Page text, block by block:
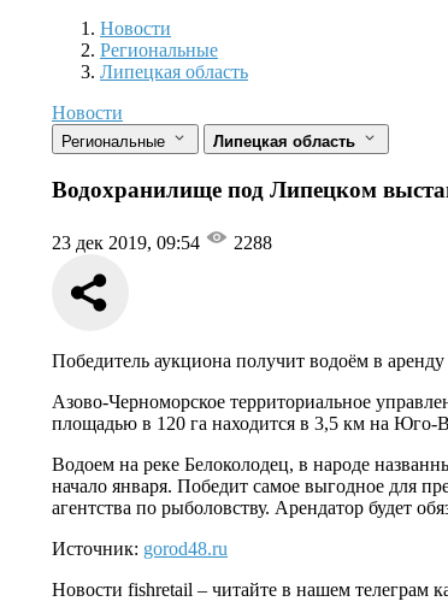
Новости
Разделы
Новости
Региональные
Липецкая область
Новости
Региональные Липецкая область
Водохранилище под Липецком
23 дек 2019, 09:54 2288
Победитель аукциона получит водоём в аренду
Азово-Черноморское территориальное
площадью в 120 га находится в 3,5 км на Юго-
Водоем на реке Белоколодец, в народе
начало января. Победит самое выгодное для
агентства по рыболовству. Арендатор будет
Источник: gorod48.ru
Новости fishretail – читайте в нашем телеграм